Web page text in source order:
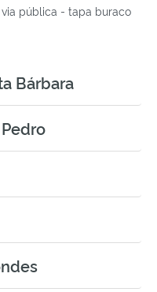
pública - tapa buraco
Bárbara